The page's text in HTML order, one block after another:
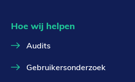
Hoe wij helpen
Audits
Gebruikersonderzoek